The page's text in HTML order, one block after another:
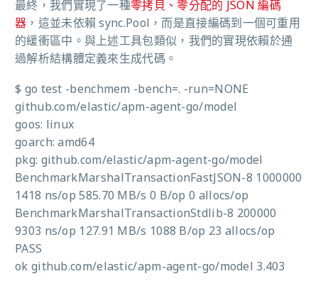
最終，我們實現了一種零拷貝、零分配的 JSON 編碼
器 ，這並未依賴 sync.Pool，而是直接編碼到一個可重用
的緩衝區中。與上述工具包類似，我們的實現依賴於通
過解析結構體定義來生成代碼。
$ go test -benchmem -bench=. -run=NONE
github.com/elastic/apm-agent-go/model
goos: linux
goarch: amd64
pkg: github.com/elastic/apm-agent-go/model
BenchmarkMarshalTransactionFastJSON-8 1000000
1418 ns/op 585.70 MB/s 0 B/op 0 allocs/op
BenchmarkMarshalTransactionStdlib-8 200000
9303 ns/op 127.91 MB/s 1088 B/op 23 allocs/op
PASS
ok github.com/elastic/apm-agent-go/model 3.403